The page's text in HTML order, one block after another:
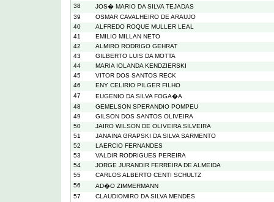
38
JOS� MARIO DA SILVA TEJADAS
39
OSMAR CAVALHEIRO DE ARAUJO
40
ALFREDO ROQUE MULLER LEAL
41
EMILIO MILLAN NETO
42
ALMIRO RODRIGO GEHRAT
43
GILBERTO LUIS DA MOTTA
44
MARIA IOLANDA KENDZIERSKI
45
VITOR DOS SANTOS RECK
46
ENY CELIRIO PILGER FILHO
47
EUGENIO DA SILVA FOGA�A
48
GEMELSON SPERANDIO POMPEU
49
GILSON DOS SANTOS OLIVEIRA
50
JAIRO WILSON DE OLIVEIRA SILVEIRA
51
JANAINA GRAPSKI DA SILVA SARMENTO
52
LAERCIO FERNANDES
53
VALDIR RODRIGUES PEREIRA
54
JORGE JURANDIR FERREIRA DE ALMEIDA
55
CARLOS ALBERTO CENTI SCHULTZ
56
AD�O ZIMMERMANN
57
CLAUDIOMIRO DA SILVA MENDES